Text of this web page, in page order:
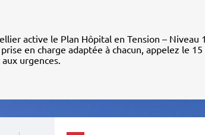
active le Plan Hôpital en Tension – Niveau
en charge adaptée à chacun, appelez le 15
urgences.